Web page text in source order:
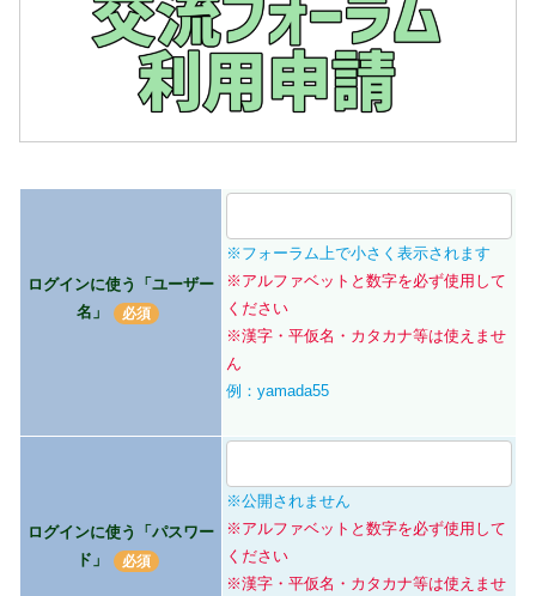
ログインに使う「ユーザー
名」
※フォーラム上で小さく表示されます
※アルファベットと数字を必ず使用して
ください
※漢字・平仮名・カタカナ等は使えませ
ん
例：yamada55
ログインに使う「パスワー
ド」
※公開されません
※アルファベットと数字を必ず使用して
ください
※漢字・平仮名・カタカナ等は使えませ